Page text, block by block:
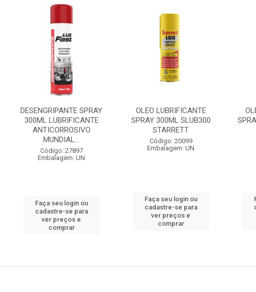
DESENGRIPANTE SPRAY
300ML LUBRIFICANTE
ANTICORROSIVO
MUNDIAL...
Código: 27897
Embalagem: UN
Faça seu login ou
cadastre-se para
ver preços e
comprar
OLEO LUBRIFICANTE
SPRAY 300ML SLUB300
STARRETT
Código: 20099
Embalagem: UN
Faça seu login ou
cadastre-se para
ver preços e
comprar